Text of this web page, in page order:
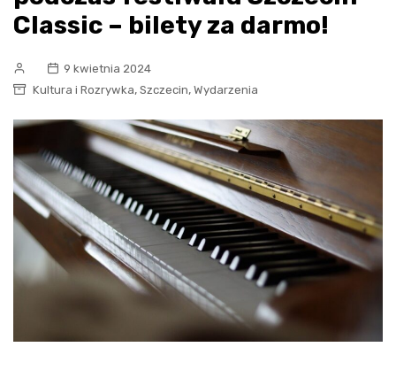
Classic – bilety za darmo!
9 kwietnia 2024
Kultura i Rozrywka, Szczecin, Wydarzenia